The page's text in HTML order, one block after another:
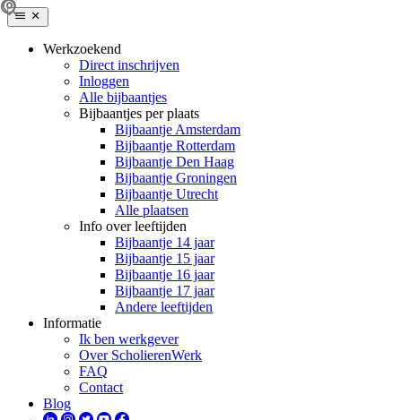
Werkzoekend
Direct inschrijven
Inloggen
Alle bijbaantjes
Bijbaantjes per plaats
Bijbaantje Amsterdam
Bijbaantje Rotterdam
Bijbaantje Den Haag
Bijbaantje Groningen
Bijbaantje Utrecht
Alle plaatsen
Info over leeftijden
Bijbaantje 14 jaar
Bijbaantje 15 jaar
Bijbaantje 16 jaar
Bijbaantje 17 jaar
Andere leeftijden
Informatie
Ik ben werkgever
Over ScholierenWerk
FAQ
Contact
Blog